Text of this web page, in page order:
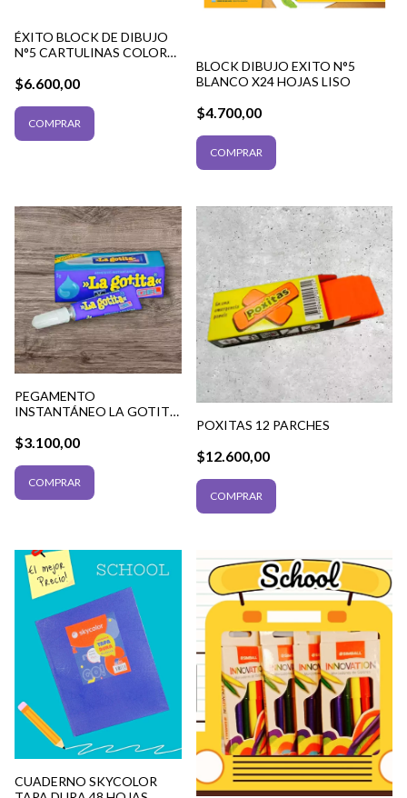
ÉXITO BLOCK DE DIBUJO
N°5 CARTULINAS COLOR
$6.600,00
BLOCK DIBUJO EXITO N°5
BLANCO X24 HOJAS LISO
$4.700,00
PEGAMENTO
INSTANTÁNEO LA GOTITA
$3.100,00
POXITAS 12 PARCHES
$12.600,00
CUADERNO SKYCOLOR